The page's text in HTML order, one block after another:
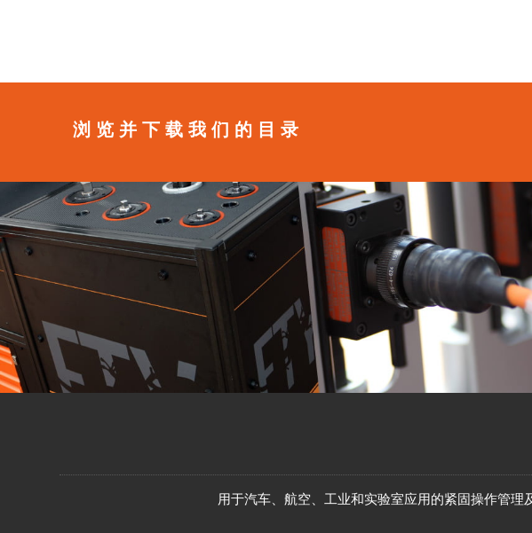
浏览并下载我们的目录
用于汽车、航空、工业和实验室应用的紧固操作管